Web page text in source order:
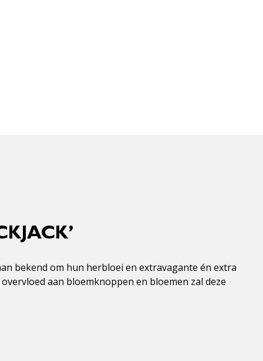
bekend om hun herbloei en extravagante én extra
aan bloemknoppen en bloemen zal deze